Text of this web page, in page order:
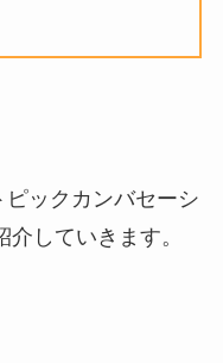
ピックカンバセーシ
していきます。